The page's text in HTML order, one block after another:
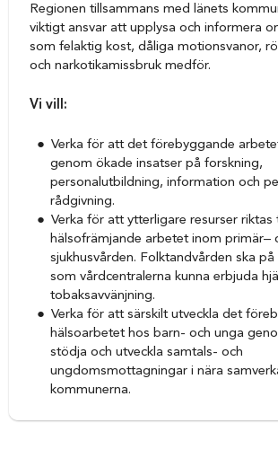
Regionen tillsammans med länets
viktigt ansvar att upplysa och informera
som felaktig kost, dåliga motionsvanor,
och narkotikamissbruk medför.
Vi vill:
Verka för att det förebyggande
genom ökade insatser på forskning,
personalutbildning, information och
rådgivning.
Verka för att ytterligare resurser riktas
hälsofrämjande arbetet inom primär–
sjukhusvården. Folktandvården ska
som vårdcentralerna kunna erbjuda
tobaksavvänjning.
Verka för att särskilt utveckla det
hälsoarbetet hos barn- och unga
stödja och utveckla samtals- och
ungdomsmottagningar i nära
kommunerna.